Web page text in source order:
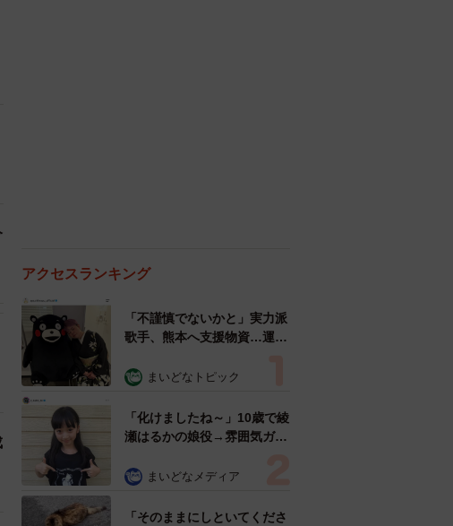
アクセスランキング
「不謹慎でないかと」実力派
歌手、熊本へ支援物資…運搬
めらい 「痛いほど伝わる」
まいどなトピック
「化けましたね～」10歳で綾
瀬はるかの娘役→雰囲気ガラ
雰囲気が」「宝塚に入れそ
まいどなメディア
「そのままにしといてくださ